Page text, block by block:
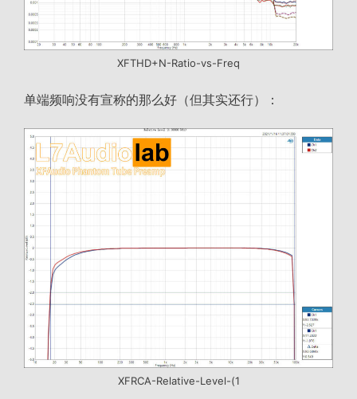
XFTHD+N-Ratio-vs-Freq
单端频响没有宣称的那么好（但其实还行）：
XFRCA-Relative-Level-(1